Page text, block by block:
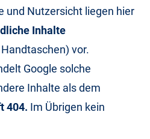
und Nutzersicht liegen hier
Inhalte
vor.
Google solche
Inhalte als dem
404. Im Übrigen kein